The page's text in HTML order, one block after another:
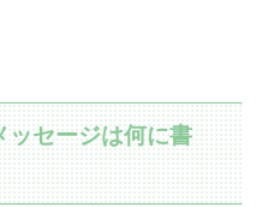
ッセージは何に書